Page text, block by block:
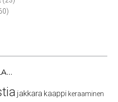
60
jakkara kaappi keraaminen